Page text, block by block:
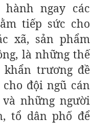
ngay các
tiếp sức cho
xã, sản phẩm
là những thế
trương đề
đội ngũ cán
những người
tổ dân phố để